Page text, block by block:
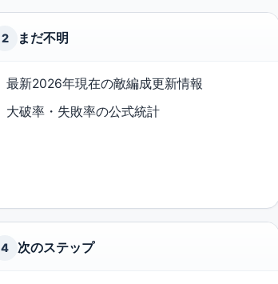
2 まだ不明
最新2026年現在の敵編成更新情報
大破率・失敗率の公式統計
4 次のステップ